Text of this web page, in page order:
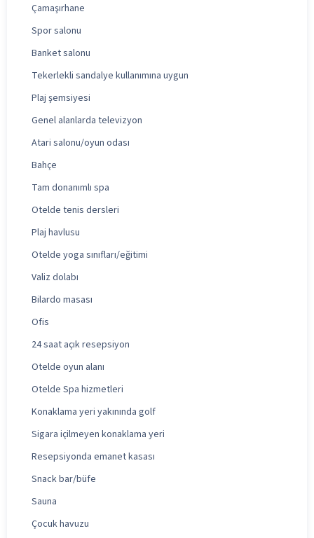
Çamaşırhane
Spor salonu
Banket salonu
Tekerlekli sandalye kullanımına uygun
Plaj şemsiyesi
Genel alanlarda televizyon
Atari salonu/oyun odası
Bahçe
Tam donanımlı spa
Otelde tenis dersleri
Plaj havlusu
Otelde yoga sınıfları/eğitimi
Valiz dolabı
Bilardo masası
Ofis
24 saat açık resepsiyon
Otelde oyun alanı
Otelde Spa hizmetleri
Konaklama yeri yakınında golf
Sigara içilmeyen konaklama yeri
Resepsiyonda emanet kasası
Snack bar/büfe
Sauna
Çocuk havuzu